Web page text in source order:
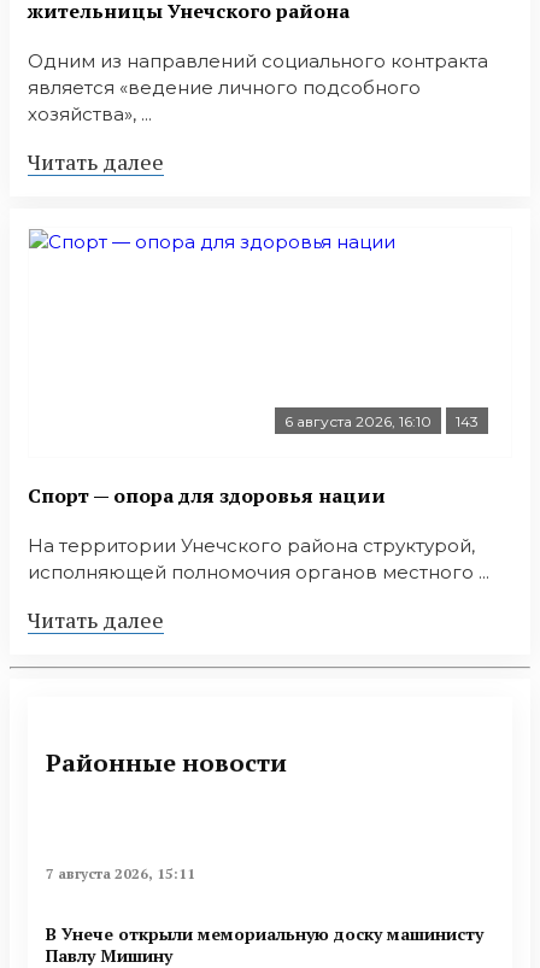
жительницы Унечского района
Одним из направлений социального контракта
является «ведение личного подсобного
хозяйства», ...
Читать далее
6 августа 2026, 16:10 143
Спорт — опора для здоровья нации
На территории Унечского района структурой,
исполняющей полномочия органов местного ...
Читать далее
Районные новости
7 августа 2026, 15:11
В Унече открыли мемориальную доску машинисту
Павлу Мишину